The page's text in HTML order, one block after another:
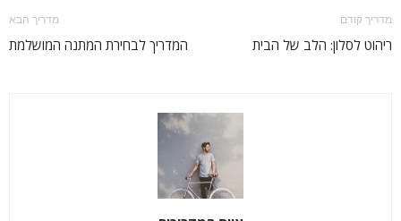
מדריך קודם
ריהוט לסלון: הלב של הבית
מדריך הבא
המדריך לבחירת המתנה המושלמת